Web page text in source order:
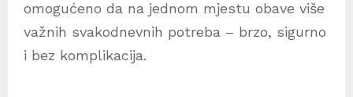
omogućeno da na jednom mjestu obave više
važnih svakodnevnih potreba – brzo, sigurno
i bez komplikacija.